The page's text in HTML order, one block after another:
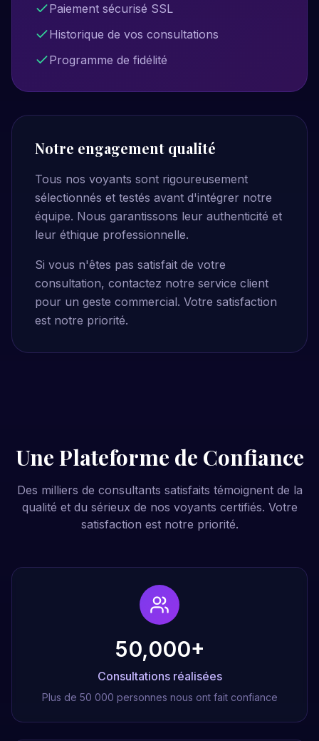
Paiement sécurisé SSL
Historique de vos consultations
Programme de fidélité
Notre engagement qualité
Tous nos voyants sont rigoureusement
sélectionnés et testés avant d'intégrer notre
équipe. Nous garantissons leur authenticité et
leur éthique professionnelle.
Si vous n'êtes pas satisfait de votre
consultation, contactez notre service client
pour un geste commercial. Votre satisfaction
est notre priorité.
Une Plateforme de Confiance
Des milliers de consultants satisfaits témoignent de la
qualité et du sérieux de nos voyants certifiés. Votre
satisfaction est notre priorité.
50,000+
Consultations réalisées
Plus de 50 000 personnes nous ont fait confiance